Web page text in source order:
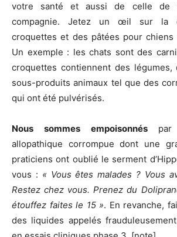
votre santé et aussi de celle de
compagnie. Jetez un œil sur la
croquettes et des pâtées pour chiens
Un exemple : les chats sont des
croquettes contiennent des
sous-produits animaux tel que des
qui ont été pulvérisés.
Nous sommes empoisonnés
allopathique corrompue dont une
praticiens ont oublié le serment
vous : « Vous êtes malades ? Vous
Restez chez vous. Prenez du
étouffez faites le 15 ». En revanche,
des liquides appelés